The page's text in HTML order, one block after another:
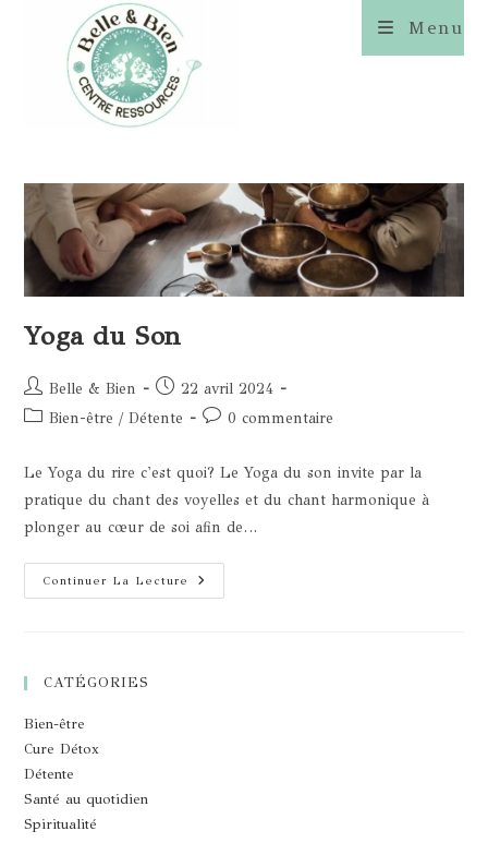
Menu
Yoga du Son
Auteur/autrice
de
Belle & Bien
Publication
publiée :
22 avril 2024
PostBien-être / Détente
Commentaires
publication :
0 commentaire
Le Yoga du rire c'est quoi? Le Yoga du son invite par la
pratique du chant des voyelles et du chant harmonique à
plonger au cœur de soi afin de…
Continuer La Lecture
Yoga
Du
CATÉGORIES
Bien-être
Cure Détox
Détente
Santé au quotidien
Spiritualité